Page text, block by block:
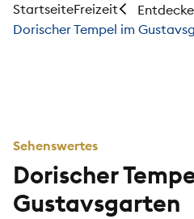
StartseiteFreizeit
Dorischer Tempel im
Sehenswertes
Dorischer
Gustavsgarten